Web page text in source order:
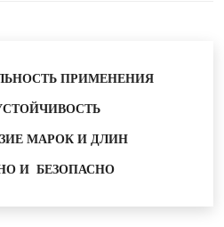
ПРИМЕНЕНИЯ
МАРОК И ДЛИН
И БЕЗОПАСНО